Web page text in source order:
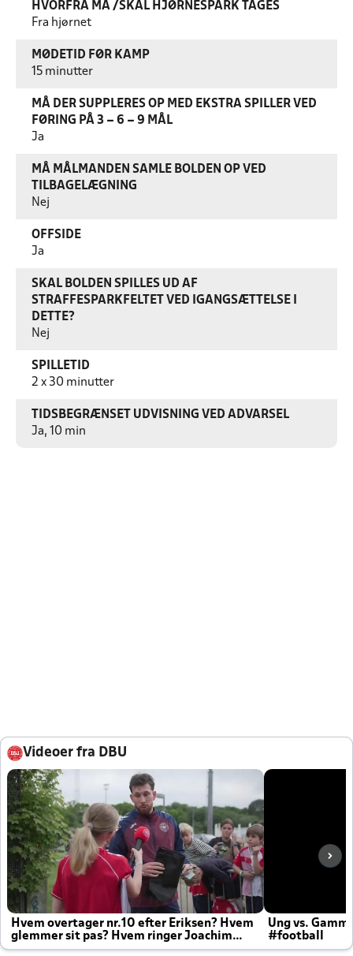
HVORFRA MÅ /SKAL HJØRNESPARK TAGES
Fra hjørnet
MØDETID FØR KAMP
15 minutter
MÅ DER SUPPLERES OP MED EKSTRA SPILLER VED
FØRING PÅ 3 – 6 – 9 MÅL
Ja
MÅ MÅLMANDEN SAMLE BOLDEN OP VED
TILBAGELÆGNING
Nej
OFFSIDE
Ja
SKAL BOLDEN SPILLES UD AF
STRAFFESPARKFELTET VED IGANGSÆTTELSE I
DETTE?
Nej
SPILLETID
2 x 30 minutter
TIDSBEGRÆNSET UDVISNING VED ADVARSEL
Ja, 10 min
Videoer fra DBU
Hvem overtager nr.10 efter Eriksen? Hvem
glemmer sit pas? Hvem ringer Joachim
altid til efter kampe?
Ung vs.
#football